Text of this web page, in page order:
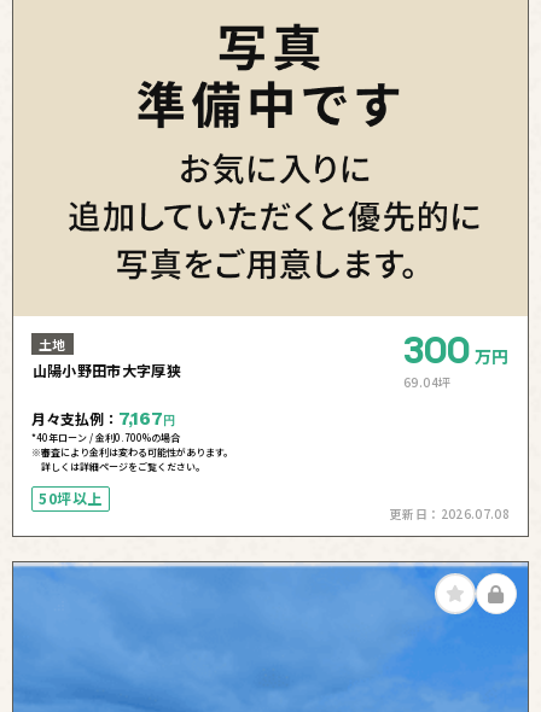
土地
山陽小野田市大字厚狭 300 万円
69.04坪
月々支払例： 7,167 円
*40年ローン / 金利0.700%の場合
※審査により金利は変わる可能性があります。
詳しくは詳細ページをご覧ください。
50坪以上
更新日： 2026.07.08